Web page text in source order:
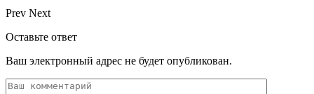
Prev Next
Оставьте ответ
Ваш электронный адрес не будет опубликован.